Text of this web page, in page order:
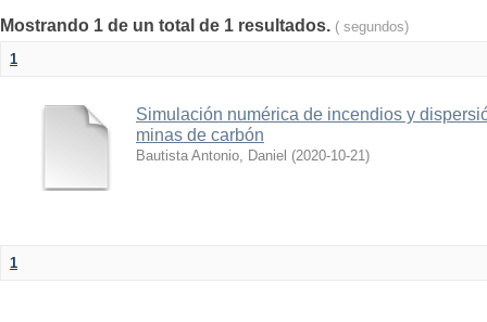
Mostrando 1 de un total de 1 resultados. ( segundos)
1
Simulación numérica de incendios y
minas de carbón
Bautista Antonio, Daniel (2020-10-21)
1